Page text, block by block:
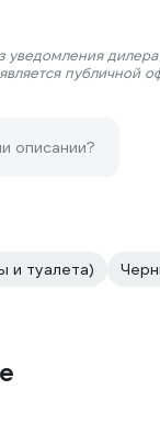
уведомления
публичной
описании?
и туалета)